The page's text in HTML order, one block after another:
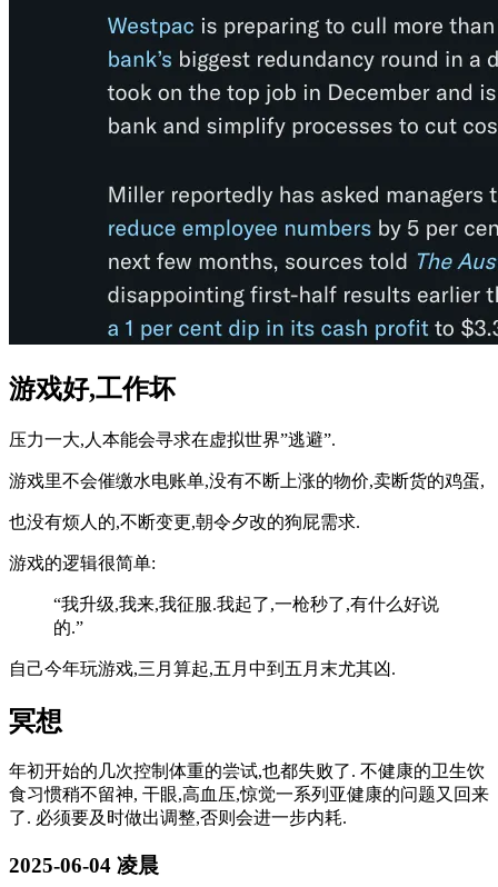
游戏好,工作坏
压力一大,人本能会寻求在虚拟世界”逃避”.
游戏里不会催缴水电账单,没有不断上涨的物价,卖断货的鸡蛋,
也没有烦人的,不断变更,朝令夕改的狗屁需求.
游戏的逻辑很简单:
“我升级,我来,我征服.我起了,一枪秒了,有什么好说
的.”
自己今年玩游戏,三月算起,五月中到五月末尤其凶.
冥想
年初开始的几次控制体重的尝试,也都失败了. 不健康的卫生饮
食习惯稍不留神, 干眼,高血压,惊觉一系列亚健康的问题又回来
了. 必须要及时做出调整,否则会进一步内耗.
2025-06-04 凌晨